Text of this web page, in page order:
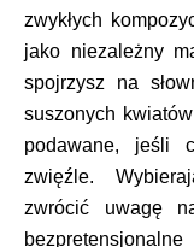
zwykłych
jako niezależny
spojrzysz na
suszonych
podawane, jeśli
zwięźle.
zwrócić uwagę